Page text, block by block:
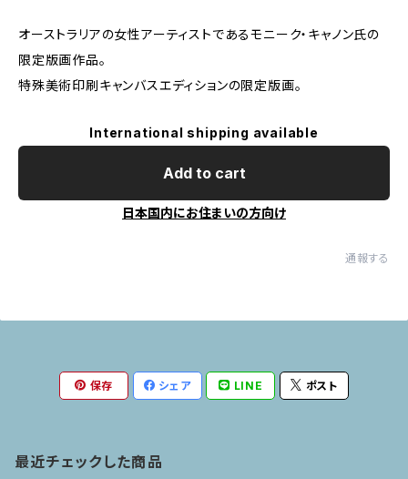
オーストラリアの女性アーティストであるモニーク・キャノン氏の
限定版画作品。
特殊美術印刷キャンバスエディションの限定版画。
International shipping available
Add to cart
日本国内にお住まいの方向け
通報する
保存 シェア LINE ポスト
最近チェックした商品